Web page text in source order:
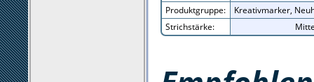
Produktgruppe:
Kreativmarker,
Strichstärke: